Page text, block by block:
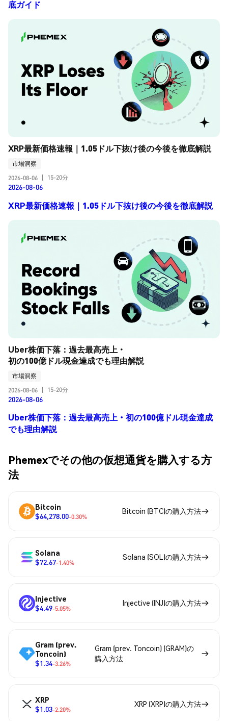
底ガイド
XRP最新価格速報｜1.05ドル下抜け後の今後を徹底解説
市場洞察
2026-08-06
15-20分
2026-08-06
XRP最新価格速報｜1.05ドル下抜け後の今後を徹底解説
Uber株価下落：過去最高売上・
初の100億ドル現金達成でも理由解説
市場洞察
2026-08-06
15-20分
2026-08-06
Uber株価下落：過去最高売上・初の100億ドル現金達成
でも理由解説
Phemexでその他の仮想通貨を購入する方
法
Bitcoin
$64,278.00-0.30%
Bitcoin (BTC)の購入方法
Solana
$72.67-1.40%
Solana (SOL)の購入方法
Injective
$4.49-5.05%
Injective (INJ)の購入方法
Gram (prev.
Toncoin)
$1.34-3.26%
Gram (prev. Toncoin) (GRAM)の
購入方法
XRP
$1.03-2.20%
XRP (XRP)の購入方法